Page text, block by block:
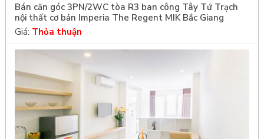
Bán căn góc 3PN/2WC tòa R3 ban công Tây Tứ Trạch
nội thất cơ bản Imperia The Regent MIK Bắc Giang
Giá: Thỏa thuận